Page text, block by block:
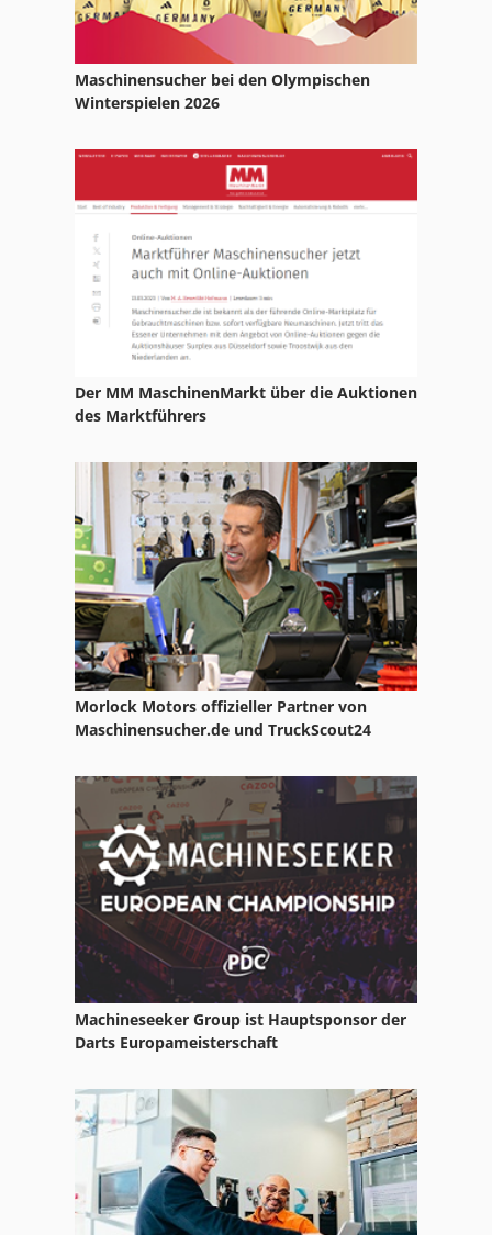
Lkw Kipper
Lkw Kipper Kran Allrad
Mercedes-Benz Kipper
Schwarzmüller Kipper
Skipper
Maschinensucher bei den Olympischen
Winterspielen 2026
Der MM MaschinenMarkt über die Auktionen
des Marktführers
Morlock Motors offizieller Partner von
Maschinensucher.de und TruckScout24
Machineseeker Group ist Hauptsponsor der
Darts Europameisterschaft